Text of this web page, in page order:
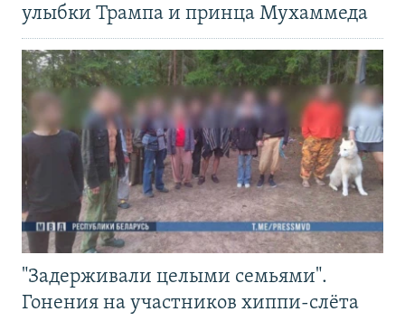
улыбки Трампа и принца Мухаммеда
"Задерживали целыми семьями".
Гонения на участников хиппи-слёта